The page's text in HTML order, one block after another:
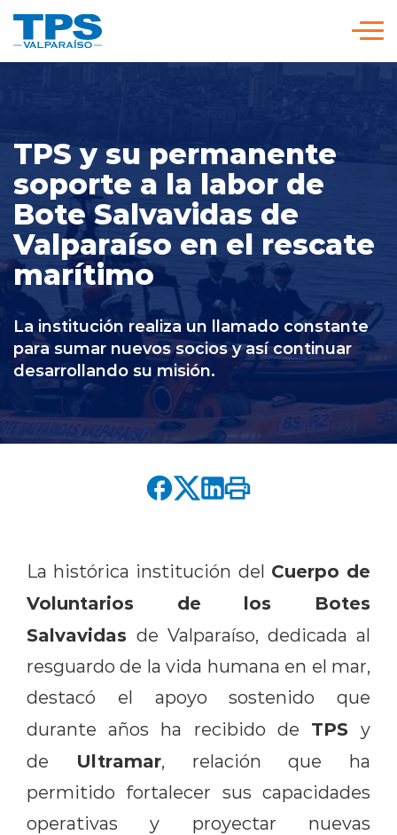
Nuestra Visión Estratégica
Servicios y Tarifas
Políticas y Procedimientos
Prensa
TPS y su permanente
soporte a la labor de
Bote Salvavidas de
Valparaíso en el rescate
marítimo
La institución realiza un llamado constante
para sumar nuevos socios y así continuar
desarrollando su misión.
La histórica institución del Cuerpo de
Voluntarios de los Botes
Salvavidas de Valparaíso, dedicada al
resguardo de la vida humana en el mar,
destacó el apoyo sostenido que
durante años ha recibido de TPSy
de Ultramar, relación que ha
permitido fortalecer sus capacidades
operativas y proyectar nuevas